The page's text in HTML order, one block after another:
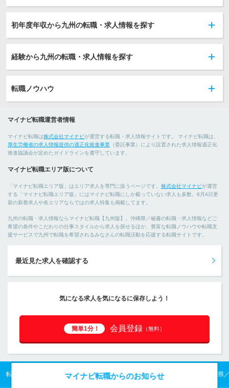
初年度年収から九州の転職・求人情報を探す
経験から九州の転職・求人情報を探す
転職ノウハウ
マイナビ転職運営者情報
マイナビ転職は株式会社マイナビが運営する転職・求人情報サイトです。 マイナビ転職は、
厚生労働省の求人情報提供の適正化推進事業 （委託事業）により設置された求人情報適正化
推進協議会が定めたガイドラインを遵守しています。
マイナビ転職エリア版について
「マイナビ転職エリア版」はエリア求人を専門に扱うページです。 株式会社マイナビが運営
する「マイナビ転職エリア版」にはマイナビ転職にしか載っていない求人も多数。8月4日更
新の新着求人や各エリアならではの求人特集も掲載してます。
九州の転職・求人情報ならマイナビ転職【九州版】。沖縄県／秘書の転職・求人情報などご
希望の条件やこだわりの仕事スタイルから求人を探せるほか、豊富な転職ノウハウや転職支
援サービスで九州で転職を希望されるみなさんの転職活動を応援する転職サイトです。
最近見た求人を確認する
気になる求人を気になるに保存しよう！
簡単1分！ 会員登録 （無料）
転職TOP 九州の転職・求人情報TOP 沖縄県の転職・求人情報TOP 沖縄県
マイナビ転職からのお知らせ